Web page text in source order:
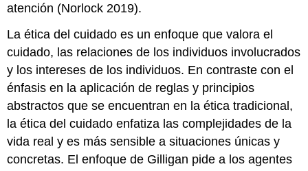
atención (Norlock 2019).
La ética del cuidado es un enfoque que valora el
cuidado, las relaciones de los individuos involucrados
y los intereses de los individuos. En contraste con el
énfasis en la aplicación de reglas y principios
abstractos que se encuentran en la ética tradicional,
la ética del cuidado enfatiza las complejidades de la
vida real y es más sensible a situaciones únicas y
concretas. El enfoque de Gilligan pide a los agentes